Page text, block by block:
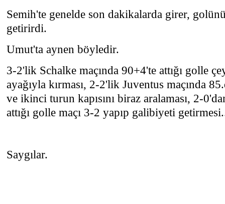
Semih'te genelde son dakikalarda girer,
getirirdi.
Umut'ta aynen böyledir.
3-2'lik Schalke maçında 90+4'te attığı golle
ayağıyla kırması, 2-2'lik Juventus maçında
ve ikinci turun kapısını biraz aralaması, 2-
attığı golle maçı 3-2 yapıp galibiyeti
Saygılar.